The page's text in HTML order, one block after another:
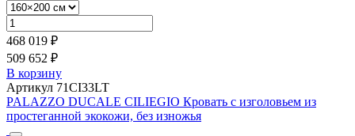
468 019 ₽
509 652 ₽
В корзину
Артикул 71CI33LT
PALAZZO DUCALE CILIEGIO Кровать с изголовьем из
простеганной экокожи, без изножья